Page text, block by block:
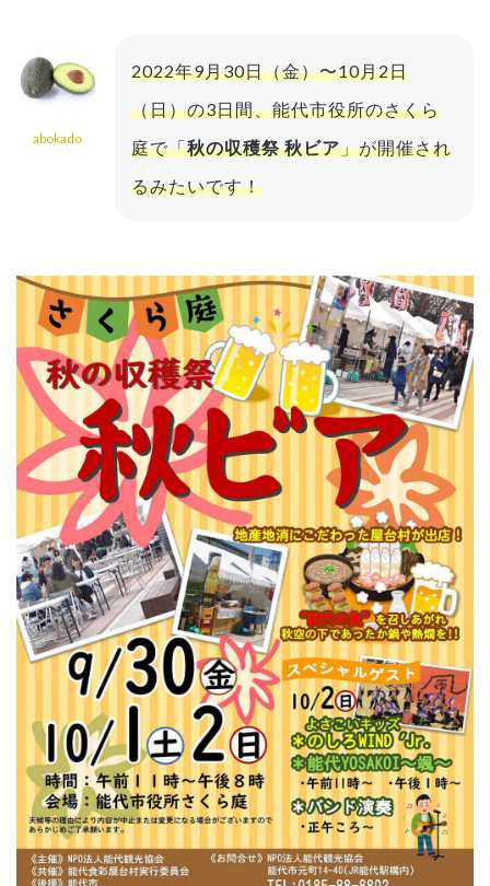
abokado
2022年9月30日（金）〜10月2日
（日）の3日間、能代市役所のさくら
庭で「秋の収穫祭 秋ビア」が開催され
るみたいです！